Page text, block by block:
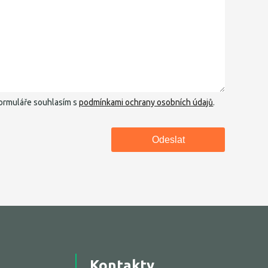
souhlasím spodmínkami ochrany osobních údajů.